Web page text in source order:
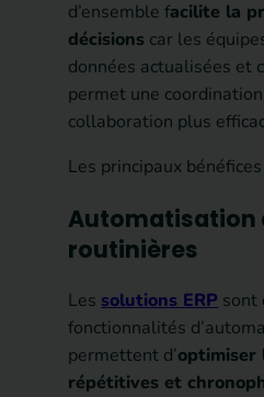
d’ensemble facilite la
décisions car les
données actualisées et
permet une
collaboration plus
Les principaux
Automatisation
routinières
Les solutions ERP sont
fonctionnalités
permettent d’optimiser
répétitives et